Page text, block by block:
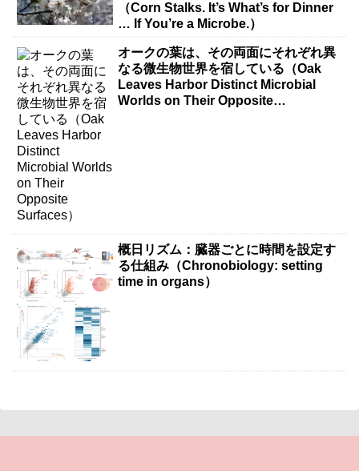
（Corn Stalks. It’s What’s for Dinner
… If You’re a Microbe.）
オークの葉は、その両面にそれぞれ異
なる微生物世界を宿している（Oak
Leaves Harbor Distinct Microbial
Worlds on Their Opposite
概日リズム：臓器ごとに時間を設定す
る仕組み（Chronobiology: setting
time in organs）